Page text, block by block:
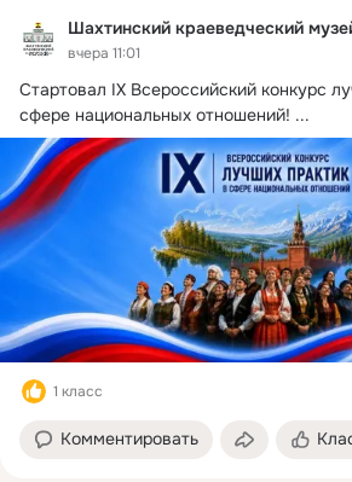
Шахтинский краеведческий
вчера 11:01
Стартовал IX Всероссийский конкурс
сфере национальных отношений! ...
1 класс
Комментировать